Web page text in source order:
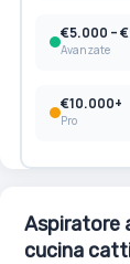
€5.000 –
Avanzate
€10.000+
Pro
Aspiratore
cucina